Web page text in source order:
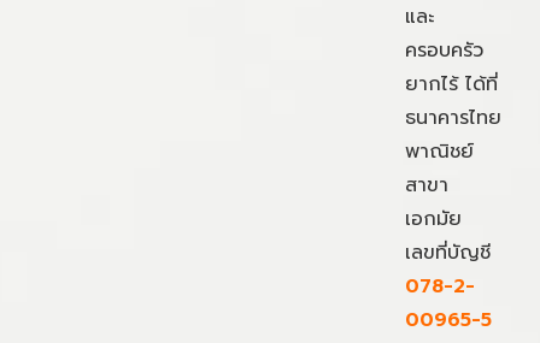
และ
ครอบครัว
ยากไร้ ได้ที่
ธนาคารไทย
พาณิชย์
สาขา
เอกมัย
เลขที่บัญชี
078-2-
00965-5